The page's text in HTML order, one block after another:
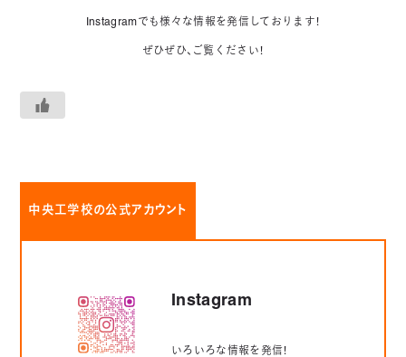
Instagramでも様々な情報を発信しております！
ぜひぜひ、ご覧ください！
中央工学校の公式アカウント
Instagram
いろいろな情報を発信！